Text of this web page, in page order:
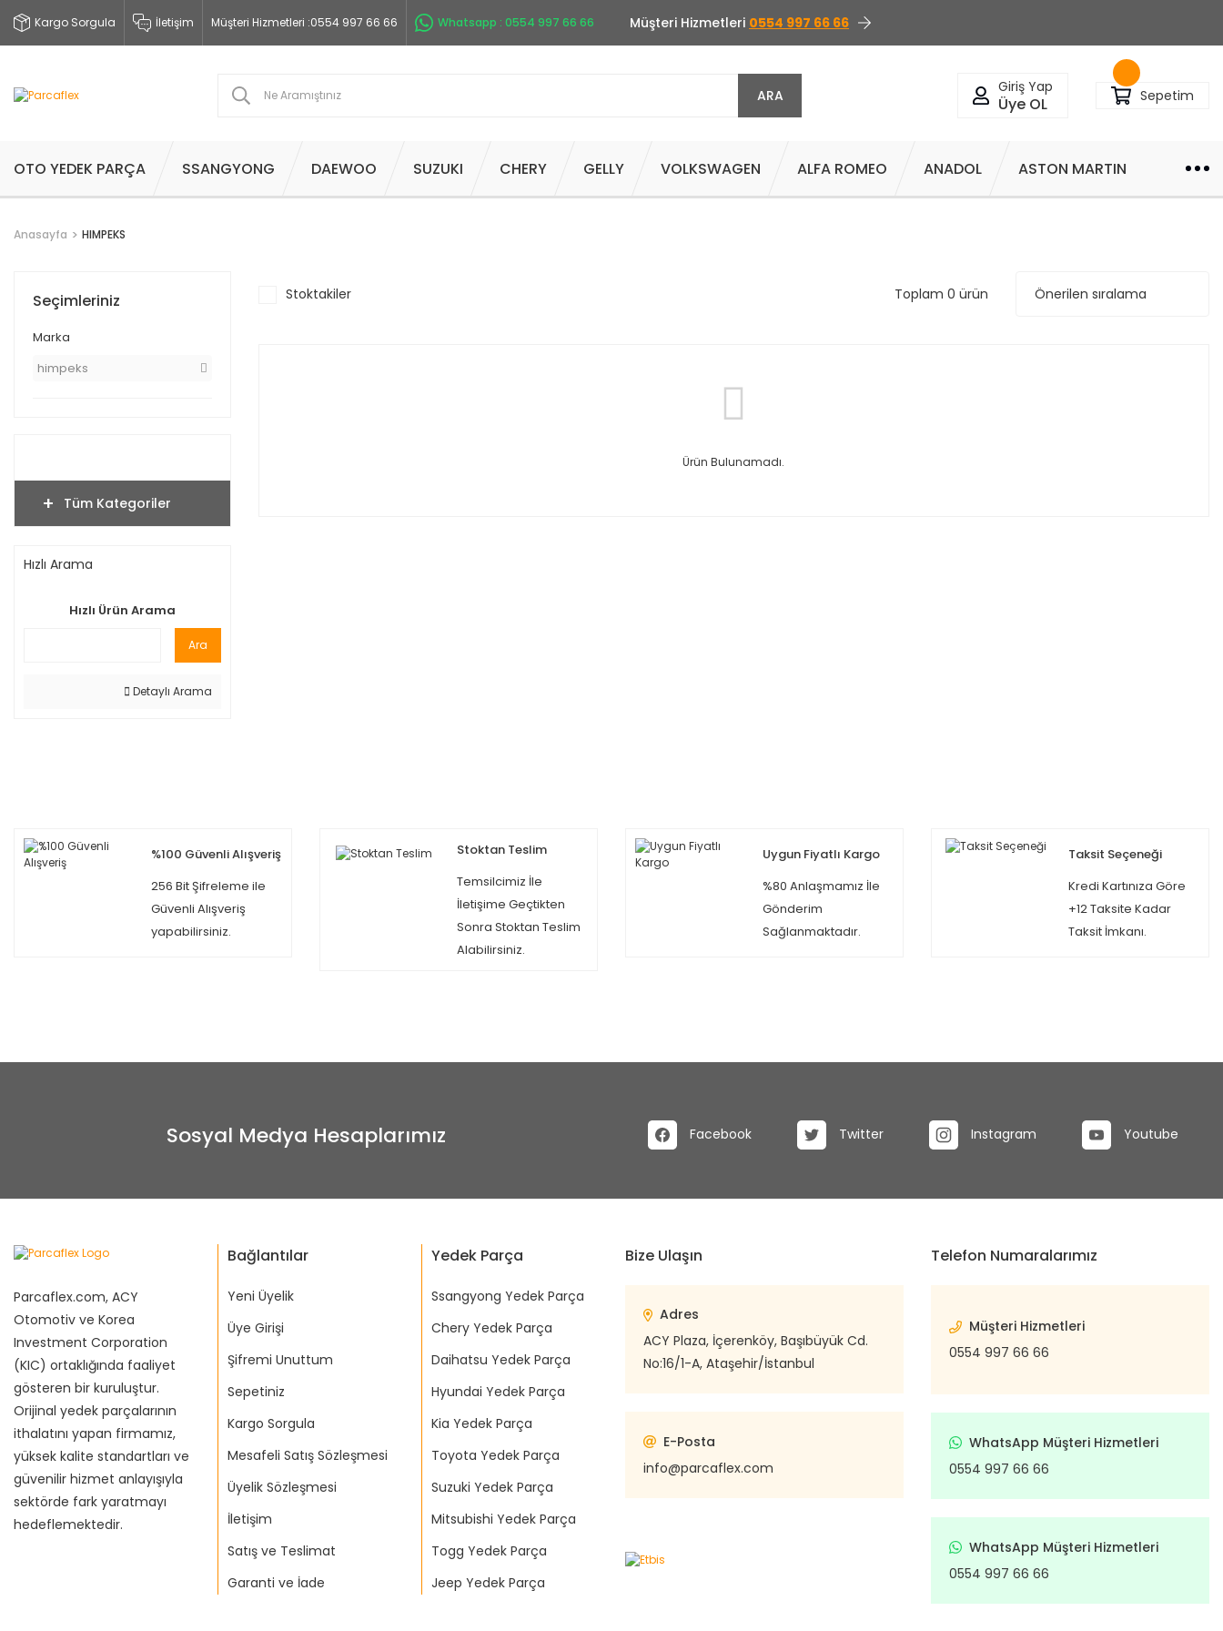
Kargo Sorgula İletişim Müşteri Hizmetleri :0554 997 66 66 Whatsapp : 0554 997 66 66 Müşteri Hizmetleri 0554 997 66 66
ARA Giriş Yap
Üye OL Sepetim
OTO YEDEK PARÇA SSANGYONG DAEWOO SUZUKI CHERY GELLY VOLKSWAGEN ALFA ROMEO ANADOL ASTON MARTIN
Anasayfa HIMPEKS
Seçimleriniz
Marka
himpeks
Tüm Kategoriler
Hızlı Arama
Hızlı Ürün Arama
Ara
Detaylı Arama
Stoktakiler Toplam 0 ürün
Ürün Bulunamadı.
%100 Güvenli Alışveriş
256 Bit Şifreleme ile
Güvenli Alışveriş
yapabilirsiniz.
Stoktan Teslim
Temsilcimiz İle
İletişime Geçtikten
Sonra Stoktan Teslim
Alabilirsiniz.
Uygun Fiyatlı Kargo
%80 Anlaşmamız İle
Gönderim
Sağlanmaktadır.
Taksit Seçeneği
Kredi Kartınıza Göre
+12 Taksite Kadar
Taksit İmkanı.
Sosyal Medya Hesaplarımız Facebook Twitter Instagram Youtube
Parcaflex.com, ACY
Otomotiv ve Korea
Investment Corporation
(KIC) ortaklığında faaliyet
gösteren bir kuruluştur.
Orijinal yedek parçalarının
ithalatını yapan firmamız,
yüksek kalite standartları ve
güvenilir hizmet anlayışıyla
sektörde fark yaratmayı
hedeflemektedir.
Bağlantılar
Yeni Üyelik
Üye Girişi
Şifremi Unuttum
Sepetiniz
Kargo Sorgula
Mesafeli Satış Sözleşmesi
Üyelik Sözleşmesi
İletişim
Satış ve Teslimat
Garanti ve İade
Yedek Parça
Ssangyong Yedek Parça
Chery Yedek Parça
Daihatsu Yedek Parça
Hyundai Yedek Parça
Kia Yedek Parça
Toyota Yedek Parça
Suzuki Yedek Parça
Mitsubishi Yedek Parça
Togg Yedek Parça
Jeep Yedek Parça
Bize Ulaşın
Adres
ACY Plaza, İçerenköy, Başıbüyük Cd.
No:16/1-A, Ataşehir/İstanbul
E-Posta
info@parcaflex.com
Telefon Numaralarımız
Müşteri Hizmetleri
0554 997 66 66
WhatsApp Müşteri Hizmetleri
0554 997 66 66
WhatsApp Müşteri Hizmetleri
0554 997 66 66